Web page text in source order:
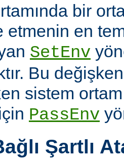
bir
etmenin en
SetEnv
Bu
sistem
PassEnv
Şartlı